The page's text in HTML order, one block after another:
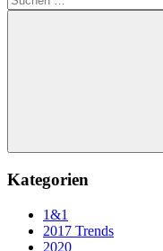
nach:
Kategorien
1&1
2017 Trends
2020